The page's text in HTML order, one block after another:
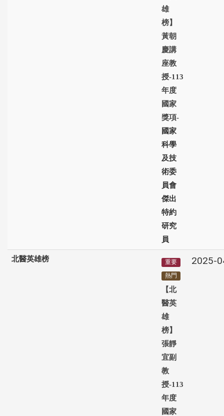
雄
榜】
黃朝
慶講
座教
授-113
年度
國家
獎項-
國家
科學
及技
術委
員會
傑出
特約
研究
員
北醫英雄榜
重要
熱門
【北
醫英
雄
榜】
張靜
宜副
教
授-113
年度
國家
2025-